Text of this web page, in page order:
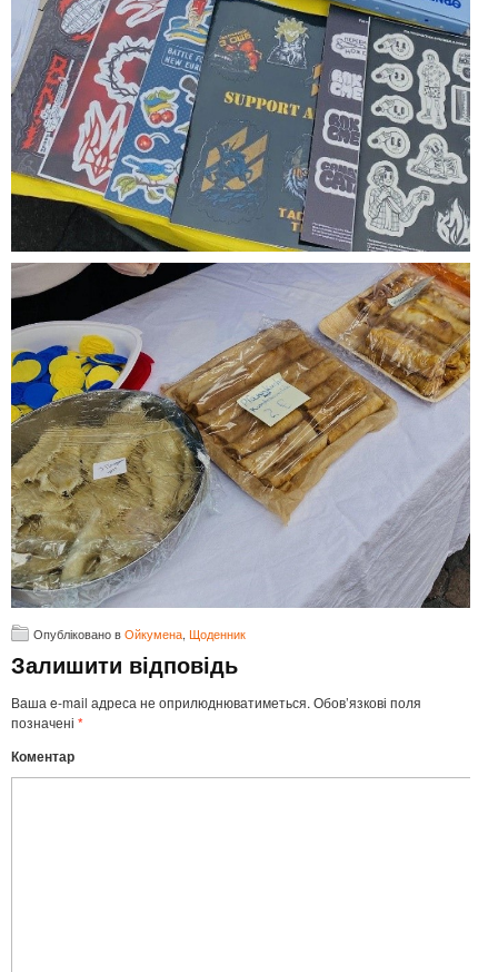
Опубліковано вОйкумена, Щоденник
Залишити відповідь
Ваша e-mail адреса не оприлюднюватиметься. Обов’язкові поля
позначені *
Коментар